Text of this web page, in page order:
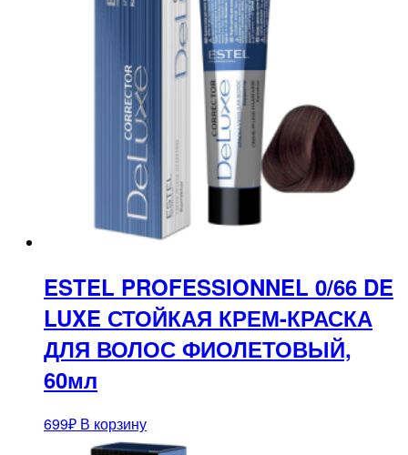
ESTEL PROFESSIONNEL 0/66 DE
LUXE СТОЙКАЯ КРЕМ-КРАСКА
ДЛЯ ВОЛОС ФИОЛЕТОВЫЙ,
60мл
699₽ В корзину